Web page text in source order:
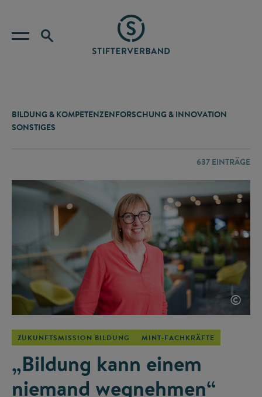
BILDUNG & KOMPETENZENFORSCHUNG & INNOVATION
SONSTIGES
637 EINTRÄGE
©
ZUKUNFTSMISSION BILDUNG MINT-FACHKRÄFTE
„Bildung kann einem
niemand wegnehmen“